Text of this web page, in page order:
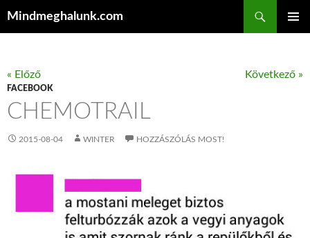
Mindmeghalunk.com
« Előző Következő »
FACEBOOK
CHEMOTRAIL
2015-08-04 WINTER HOZZÁSZÓLÁS MOST!